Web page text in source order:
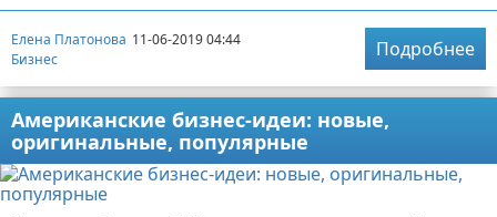
Елена Платонова 11-06-2019 04:44
Бизнес
Подробнее
Американские бизнес-идеи: новые,
оригинальные, популярные